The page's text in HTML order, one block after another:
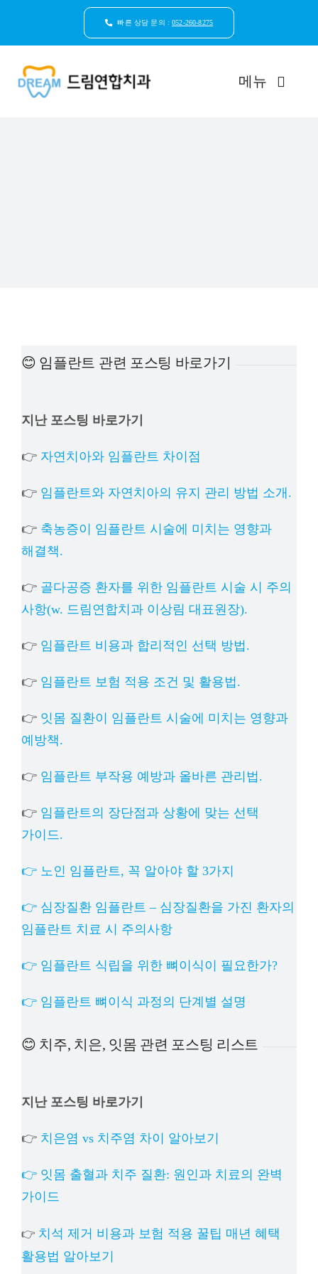
빠른 상담 문의 :052-260-8275
메뉴
상담예약
😊 임플란트 관련 포스팅 바로가기
지난 포스팅 바로가기
👉 자연치아와 임플란트 차이점
👉 임플란트와 자연치아의 유지 관리 방법 소개.
👉 축농증이 임플란트 시술에 미치는 영향과
해결책.
👉 골다공증 환자를 위한 임플란트 시술 시 주의
사항(w. 드림연합치과 이상림 대표원장).
👉 임플란트 비용과 합리적인 선택 방법.
👉 임플란트 보험 적용 조건 및 활용법.
👉 잇몸 질환이 임플란트 시술에 미치는 영향과
예방책.
👉 임플란트 부작용 예방과 올바른 관리법.
👉 임플란트의 장단점과 상황에 맞는 선택
가이드.
👉 노인 임플란트, 꼭 알아야 할 3가지
👉 심장질환 임플란트 – 심장질환을 가진 환자의
임플란트 치료 시 주의사항
👉 임플란트 식립을 위한 뼈이식이 필요한가?
👉 임플란트 뼈이식 과정의 단계별 설명
😊 치주, 치은, 잇몸 관련 포스팅 리스트
지난 포스팅 바로가기
👉 치은염 vs 치주염 차이 알아보기
👉 잇몸 출혈과 치주 질환: 원인과 치료의 완벽
가이드
👉 치석 제거 비용과 보험 적용 꿀팁 매년 혜택
활용법 알아보기